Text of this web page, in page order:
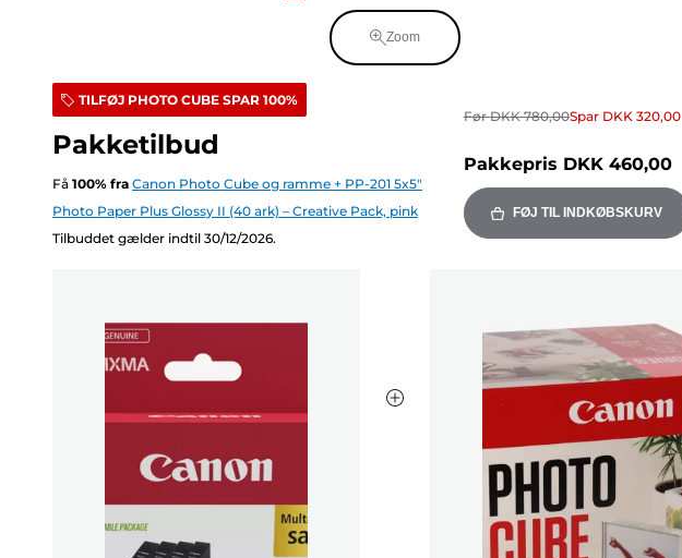
Zoom
TILFØJ PHOTO CUBE SPAR 100%
Pakketilbud
Få 100% fra Canon Photo Cube og ramme + PP-201 5x5"
Photo Paper Plus Glossy II (40 ark) – Creative Pack, pink
Tilbuddet gælder indtil 30/12/2026.
FørDKK 780,00Spar DKK 320,00
Pakkepris DKK 460,00
FØJ TIL INDKØBSKURV